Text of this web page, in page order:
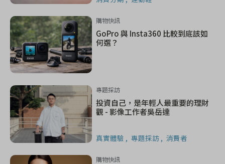
購物快訊
GoPro 與 Insta360 比較到底該如
何選？
專題採訪
投資自己，是年輕人最重要的理財
觀 - 影像工作者吳岳達
真實體驗 專題採訪 消費者
購物快訊